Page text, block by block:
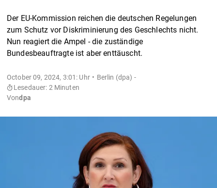
Der EU-Kommission reichen die deutschen Regelungen
zum Schutz vor Diskriminierung des Geschlechts nicht.
Nun reagiert die Ampel - die zuständige
Bundesbeauftragte ist aber enttäuscht.
October 09, 2024, 3:01: Uhr
Berlin (dpa) -
Lesedauer: 2 Minuten
Vondpa